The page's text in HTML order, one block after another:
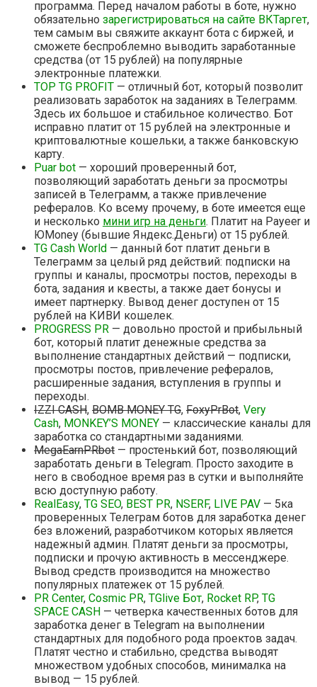
программа. Перед началом работы в боте, нужно
обязательно зарегистрироваться на сайте ВКТаргет,
тем самым вы свяжите аккаунт бота с биржей, и
сможете беспроблемно выводить заработанные
средства (от 15 рублей) на популярные
электронные платежки.
TOP TG PROFIT — отличный бот, который позволит
реализовать заработок на заданиях в Телеграмм.
Здесь их большое и стабильное количество. Бот
исправно платит от 15 рублей на электронные и
криптовалютные кошельки, а также банковскую
карту.
Puar bot — хороший проверенный бот,
позволяющий заработать деньги за просмотры
записей в Телеграмм, а также привлечение
рефералов. Ко всему прочему, в боте имеется еще
и несколько мини игр на деньги. Платит на Payeer и
ЮMoney (бывшие Яндекс.Деньги) от 15 рублей.
TG Cash World — данный бот платит деньги в
Телеграмм за целый ряд действий: подписки на
группы и каналы, просмотры постов, переходы в
бота, задания и квесты, а также дает бонусы и
имеет партнерку. Вывод денег доступен от 15
рублей на КИВИ кошелек.
PROGRESS PR — довольно простой и прибыльный
бот, который платит денежные средства за
выполнение стандартных действий — подписки,
просмотры постов, привлечение рефералов,
расширенные задания, вступления в группы и
переходы.
IZZI CASH, BOMB MONEY TG, FoxyPrBot, Very
Cash, MONKEY’S MONEY — классические каналы для
заработка со стандартными заданиями.
MegaEarnPRbot — простенький бот, позволяющий
заработать деньги в Telegram. Просто заходите в
него в свободное время раз в сутки и выполняйте
всю доступную работу.
RealEasy, TG SEO, BEST PR, NSERF, LIVE PAV — 5ка
проверенных Телеграм ботов для заработка денег
без вложений, разработчиком которых является
надежный админ. Платят деньги за просмотры,
подписки и прочую активность в мессенджере.
Вывод средств производится на множество
популярных платежек от 15 рублей.
PR Center, Cosmic PR, TGlive Бот, Rocket RP, TG
SPACE CASH — четверка качественных ботов для
заработка денег в Telegram на выполнении
стандартных для подобного рода проектов задач.
Платят честно и стабильно, средства выводят
множеством удобных способов, минималка на
вывод — 15 рублей.